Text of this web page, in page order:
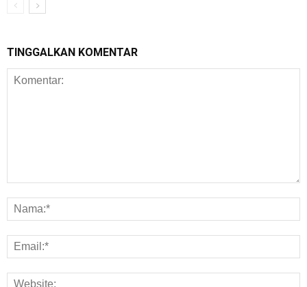
TINGGALKAN KOMENTAR